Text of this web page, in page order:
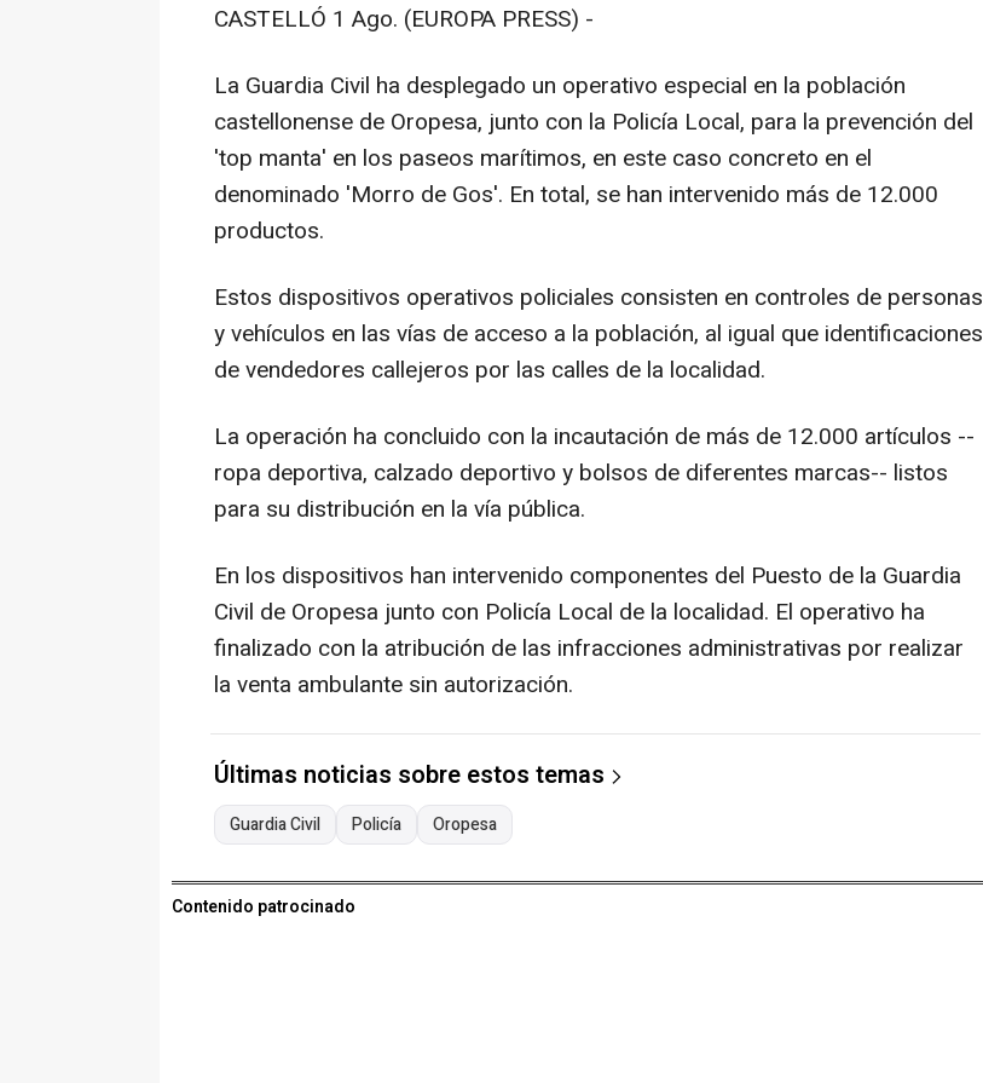
CASTELLÓ 1 Ago. (EUROPA PRESS) -
La Guardia Civil ha desplegado un operativo especial en la población
castellonense de Oropesa, junto con la Policía Local, para la prevención del
'top manta' en los paseos marítimos, en este caso concreto en el
denominado 'Morro de Gos'. En total, se han intervenido más de 12.000
productos.
Estos dispositivos operativos policiales consisten en controles de personas
y vehículos en las vías de acceso a la población, al igual que identificaciones
de vendedores callejeros por las calles de la localidad.
La operación ha concluido con la incautación de más de 12.000 artículos --
ropa deportiva, calzado deportivo y bolsos de diferentes marcas-- listos
para su distribución en la vía pública.
En los dispositivos han intervenido componentes del Puesto de la Guardia
Civil de Oropesa junto con Policía Local de la localidad. El operativo ha
finalizado con la atribución de las infracciones administrativas por realizar
la venta ambulante sin autorización.
Últimas noticias sobre estos temas
Guardia Civil Policía Oropesa
Contenido patrocinado